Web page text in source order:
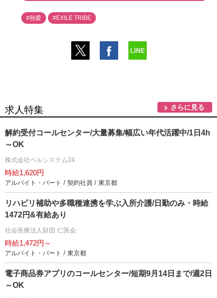
#熱愛
#EXILE TRIBE
求人特集 さらに見る
解約受付コールセンター/大量募集/幅広い年代活躍中/1日4h
～OK
株式会社ベルシステム24
時給1,620円
アルバイト・パート / 契約社員 / 東京都
リハビリ補助や多職種連携を学ぶ入所介護/日勤のみ・時給
1472円&有給あり
社会医療法人財団 仁医会
時給1,472円～
アルバイト・パート / 東京都
電子商品券アプリのコールセンター/短期9月14日まで/週2日
～OK